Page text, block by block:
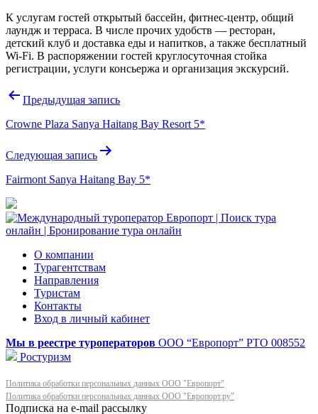
К услугам гостей открытый бассейн, фитнес-центр, общий
лаундж и терраса. В числе прочих удобств — ресторан,
детский клуб и доставка еды и напитков, а также бесплатный
Wi-Fi. В распоряжении гостей круглосуточная стойка
регистрации, услуги консьержа и организация экскурсий.
Навигация
записям
Предыдущая запись
Crowne Plaza Sanya Haitang Bay Resort 5*
Следующая запись
Fairmont Sanya Haitang Bay 5*
О компании
Турагентствам
Направления
Туристам
Контакты
Вход в личный кабинет
Мы в реестре туроператоров ООО “Европорт” РТО 008552
Ростуризм
Политика обработки персональных данных ООО "Европорт"
Политика обработки персональных данных ООО "Европорт.ру"